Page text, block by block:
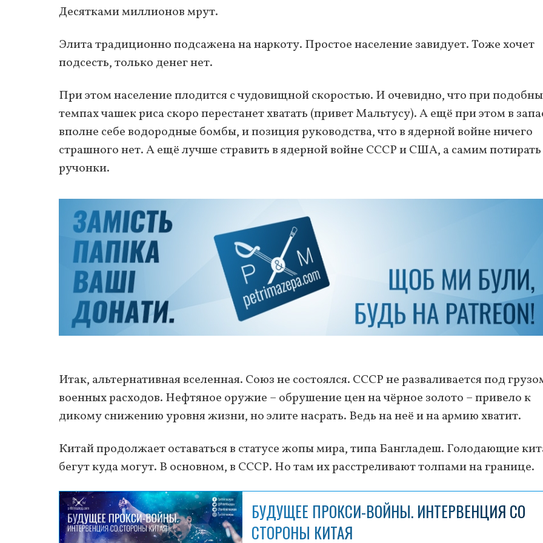
Десятками миллионов мрут.
Элита традиционно подсажена на наркоту. Простое население завидует. Тоже хочет
подсесть, только денег нет.
При этом население плодится с чудовищной скоростью. И очевидно, что при
темпах чашек риса скоро перестанет хватать (привет Мальтусу). А ещё при этом в
вполне себе водородные бомбы, и позиция руководства, что в ядерной войне ничего
страшного нет. А ещё лучше стравить в ядерной войне СССР и США, а самим потирать
ручонки.
Итак, альтернативная вселенная. Союз не состоялся. СССР не разваливается под
военных расходов. Нефтяное оружие – обрушение цен на чёрное золото – привело к
дикому снижению уровня жизни, но элите насрать. Ведь на неё и на армию хватит.
Китай продолжает оставаться в статусе жопы мира, типа Бангладеш. Голодающие
бегут куда могут. В основном, в СССР. Но там их расстреливают толпами на границе.
БУДУЩЕЕ ПРОКСИ-ВОЙНЫ. ИНТЕРВЕНЦИЯ СО
СТОРОНЫ КИТАЯ